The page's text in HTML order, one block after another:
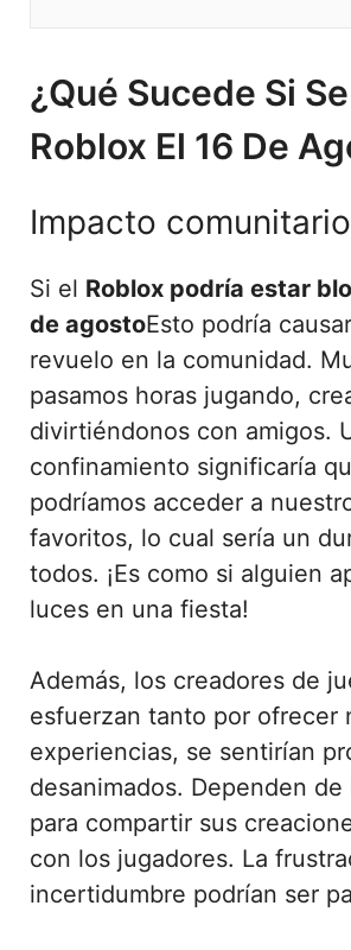
¿Qué Sucede Si
Roblox El 16 De
Impacto
Si el Roblox podría estar
de agostoEsto podría
revuelo en la comunidad.
pasamos horas jugando,
divirtiéndonos con amigos.
confinamiento significaría
podríamos acceder a
favoritos, lo cual sería un
todos. ¡Es como si alguien
luces en una fiesta!
Además, los creadores de
esfuerzan tanto por ofrecer
experiencias, se sentirían
desanimados. Dependen de
para compartir sus
con los jugadores. La
incertidumbre podrían ser